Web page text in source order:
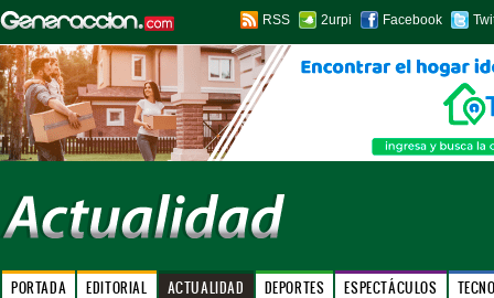
RSS 2urpi Facebook
PORTADA EDITORIAL ACTUALIDAD DEPORTES ESPECTÁCULOS